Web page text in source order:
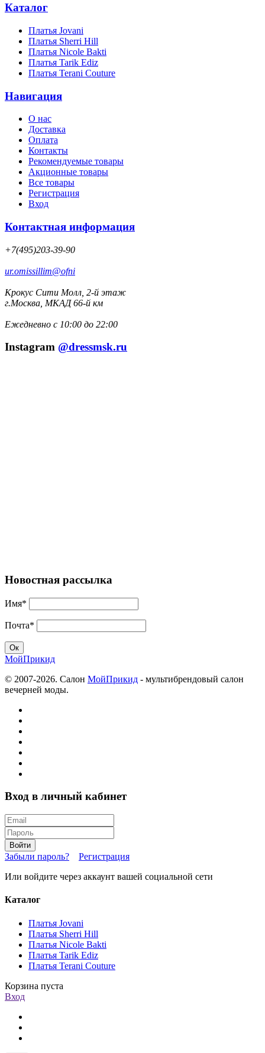
Каталог
Платья Jovani
Платья Sherri Hill
Платья Nicole Bakti
Платья Tarik Ediz
Платья Terani Couture
Навигация
О нас
Доставка
Оплата
Контакты
Рекомендуемые товары
Акционные товары
Все товары
Регистрация
Вход
Контактная информация
+7(495)203-39-90
ur.omissillim@ofni
Крокус Сити Молл, 2-й этаж
г.Москва, МКАД 66-й км
Ежедневно с 10:00 до 22:00
Instagram @dressmsk.ru
Новостная рассылка
Имя*
Почта*
МойПрикид
© 2007-2026. Салон МойПрикид - мультибрендовый салон
вечерней моды.
Вход в личный кабинет
Войти
Забыли пароль?
Регистрация
Или войдите через аккаунт вашей социальной сети
Каталог
Платья Jovani
Платья Sherri Hill
Платья Nicole Bakti
Платья Tarik Ediz
Платья Terani Couture
Корзина пуста
Вход